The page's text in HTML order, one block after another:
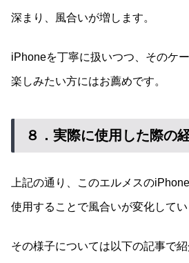
深まり、風合いが増します。
iPhoneを丁寧に扱いつつ、そのケ
楽しみたい方にはお薦めです。
８．実際に使用した際の
上記の通り、このエルメスの
使用することで風合いが変化してい
その様子については以下の記事で